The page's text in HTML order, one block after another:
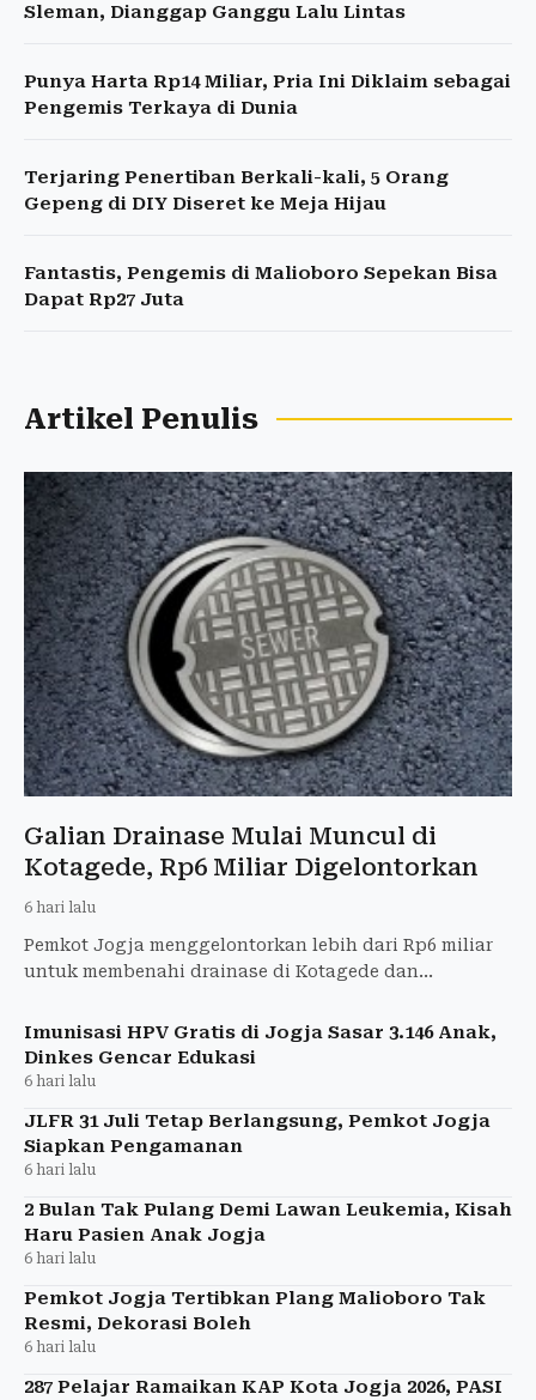
Sleman, Dianggap Ganggu Lalu Lintas
Punya Harta Rp14 Miliar, Pria Ini Diklaim sebagai
Pengemis Terkaya di Dunia
Terjaring Penertiban Berkali-kali, 5 Orang
Gepeng di DIY Diseret ke Meja Hijau
Fantastis, Pengemis di Malioboro Sepekan Bisa
Dapat Rp27 Juta
Artikel Penulis
Galian Drainase Mulai Muncul di
Kotagede, Rp6 Miliar Digelontorkan
6 hari lalu
Pemkot Jogja menggelontorkan lebih dari Rp6 miliar
untuk membenahi drainase di Kotagede dan
Imunisasi HPV Gratis di Jogja Sasar 3.146 Anak,
Dinkes Gencar Edukasi
6 hari lalu
JLFR 31 Juli Tetap Berlangsung, Pemkot Jogja
Siapkan Pengamanan
6 hari lalu
2 Bulan Tak Pulang Demi Lawan Leukemia, Kisah
Haru Pasien Anak Jogja
6 hari lalu
Pemkot Jogja Tertibkan Plang Malioboro Tak
Resmi, Dekorasi Boleh
6 hari lalu
287 Pelajar Ramaikan KAP Kota Jogja 2026, PASI